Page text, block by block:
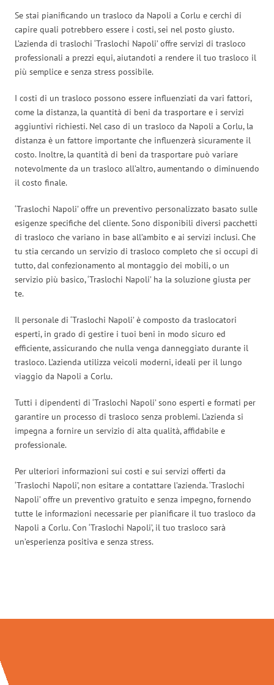
Se stai pianificando un trasloco da Napoli a Corlu e cerchi di
capire quali potrebbero essere i costi, sei nel posto giusto.
L’azienda di traslochi ‘Traslochi Napoli’ offre servizi di trasloco
professionali a prezzi equi, aiutandoti a rendere il tuo trasloco il
più semplice e senza stress possibile.
I costi di un trasloco possono essere influenziati da vari fattori,
come la distanza, la quantità di beni da trasportare e i servizi
aggiuntivi richiesti. Nel caso di un trasloco da Napoli a Corlu, la
distanza è un fattore importante che influenzerà sicuramente il
costo. Inoltre, la quantità di beni da trasportare può variare
notevolmente da un trasloco all’altro, aumentando o diminuendo
il costo finale.
‘Traslochi Napoli’ offre un preventivo personalizzato basato sulle
esigenze specifiche del cliente. Sono disponibili diversi pacchetti
di trasloco che variano in base all’ambito e ai servizi inclusi. Che
tu stia cercando un servizio di trasloco completo che si occupi di
tutto, dal confezionamento al montaggio dei mobili, o un
servizio più basico, ‘Traslochi Napoli’ ha la soluzione giusta per
te.
Il personale di ‘Traslochi Napoli’ è composto da traslocatori
esperti, in grado di gestire i tuoi beni in modo sicuro ed
efficiente, assicurando che nulla venga danneggiato durante il
trasloco. L’azienda utilizza veicoli moderni, ideali per il lungo
viaggio da Napoli a Corlu.
Tutti i dipendenti di ‘Traslochi Napoli’ sono esperti e formati per
garantire un processo di trasloco senza problemi. L’azienda si
impegna a fornire un servizio di alta qualità, affidabile e
professionale.
Per ulteriori informazioni sui costi e sui servizi offerti da
‘Traslochi Napoli’, non esitare a contattare l’azienda. ‘Traslochi
Napoli’ offre un preventivo gratuito e senza impegno, fornendo
tutte le informazioni necessarie per pianificare il tuo trasloco da
Napoli a Corlu. Con ‘Traslochi Napoli’, il tuo trasloco sarà
un’esperienza positiva e senza stress.